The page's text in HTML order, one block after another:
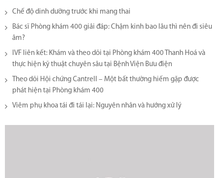
Chế độ dinh dưỡng trước khi mang thai
Bác sĩ Phòng khám 400 giải đáp: Chậm kinh bao lâu thì nên đi siêu
âm?
IVF liên kết: Khám và theo dõi tại Phòng khám 400 Thanh Hoá và
thực hiện kỹ thuật chuyên sâu tại Bệnh Viện Bưu điện
Theo dõi Hội chứng Cantrell – Một bất thường hiếm gặp được
phát hiện tại Phòng khám 400
Viêm phụ khoa tái đi tái lại​: Nguyên nhân và hướng xử lý